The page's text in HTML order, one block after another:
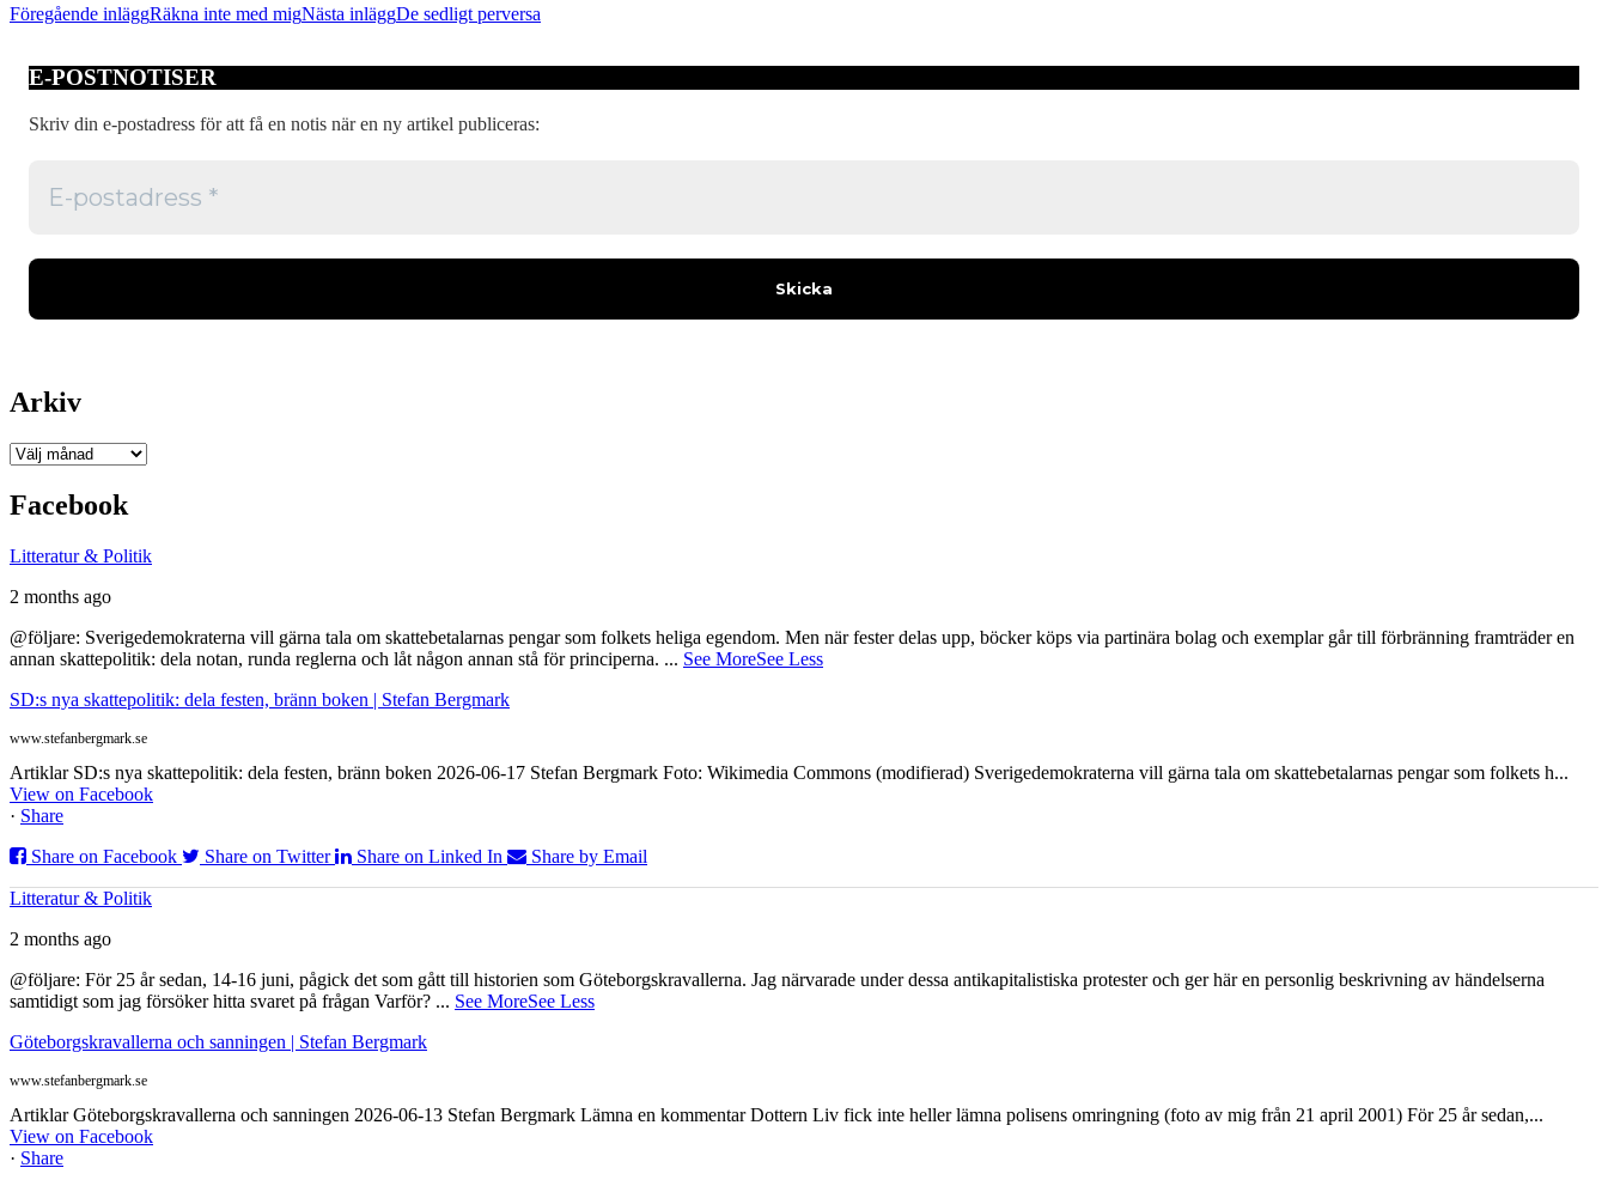
Inläggsnavigering
Föregående inläggRäkna inte med migNästa inläggDe sedligt perversa
E-POSTNOTISER
Skriv din e-postadress för att få en notis när en ny artikel publiceras:
Arkiv
Arkiv
Facebook
Litteratur & Politik
2 months ago
@följare: Sverigedemokraterna vill gärna tala om skattebetalarnas pengar som folkets heliga egendom. Men när fester delas upp, böcker köps via partinära bolag och exemplar går till förbränning framträder en
annan skattepolitik: dela notan, runda reglerna och låt någon annan stå för principerna. ... See MoreSee Less
SD:s nya skattepolitik: dela festen, bränn boken | Stefan Bergmark
www.stefanbergmark.se
Artiklar SD:s nya skattepolitik: dela festen, bränn boken 2026-06-17 Stefan Bergmark Foto: Wikimedia Commons (modifierad) Sverigedemokraterna vill gärna tala om skattebetalarnas pengar som folkets h...
View on Facebook
· Share
Share on Facebook
Share on Twitter Share on Linked In Share by Email
Litteratur & Politik
2 months ago
@följare: För 25 år sedan, 14-16 juni, pågick det som gått till historien som Göteborgskravallerna. Jag närvarade under dessa antikapitalistiska protester och ger här en personlig beskrivning av händelserna
samtidigt som jag försöker hitta svaret på frågan Varför? ... See MoreSee Less
Göteborgskravallerna och sanningen | Stefan Bergmark
www.stefanbergmark.se
Artiklar Göteborgskravallerna och sanningen 2026-06-13 Stefan Bergmark Lämna en kommentar Dottern Liv fick inte heller lämna polisens omringning (foto av mig från 21 april 2001) För 25 år sedan,...
View on Facebook
· Share